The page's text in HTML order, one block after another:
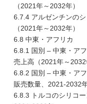
（2021年～2032年）
6.7.4 アルゼンチンの
（2021年～2032年）
6.8 中東・アフリカ
6.8.1 国別 – 中東・ア
売上高（2021年～2032
6.8.2 国別 – 中東・ア
販売数量、2021-2032
6.8.3 トルコのシリコー